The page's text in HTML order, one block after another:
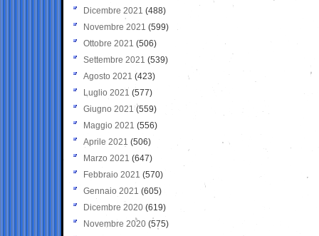
Dicembre 2021 (488)
Novembre 2021 (599)
Ottobre 2021 (506)
Settembre 2021 (539)
Agosto 2021 (423)
Luglio 2021 (577)
Giugno 2021(559)
Maggio 2021 (556)
Aprile 2021 (506)
Marzo 2021 (647)
Febbraio 2021 (570)
Gennaio 2021 (605)
Dicembre 2020 (619)
Novembre 2020 (575)